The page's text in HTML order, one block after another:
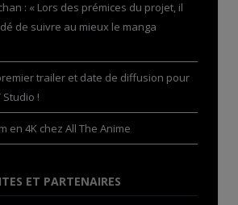
: « Lors des prémices du projet, il
de suivre au mieux le manga
trailer et date de diffusion pour
!
en 4K chez All The Anime
ET PARTENAIRES